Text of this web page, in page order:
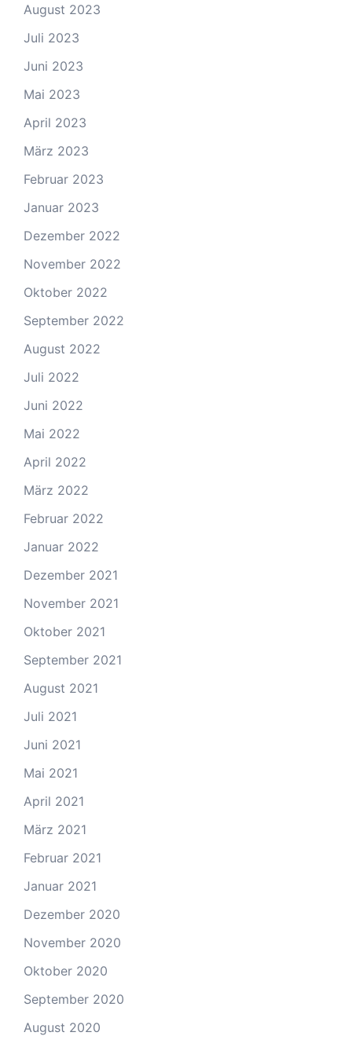
August 2023
Juli 2023
Juni 2023
Mai 2023
April 2023
März 2023
Februar 2023
Januar 2023
Dezember 2022
November 2022
Oktober 2022
September 2022
August 2022
Juli 2022
Juni 2022
Mai 2022
April 2022
März 2022
Februar 2022
Januar 2022
Dezember 2021
November 2021
Oktober 2021
September 2021
August 2021
Juli 2021
Juni 2021
Mai 2021
April 2021
März 2021
Februar 2021
Januar 2021
Dezember 2020
November 2020
Oktober 2020
September 2020
August 2020